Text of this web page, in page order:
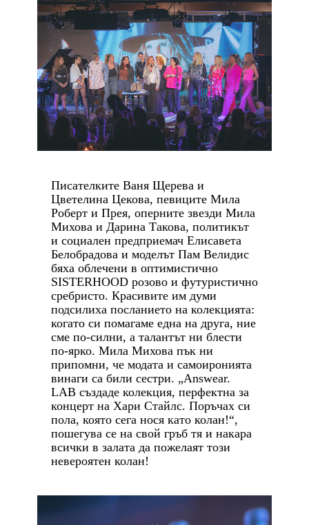
Писателките Ваня Щерева и
Цветелина Цекова, певиците Мила
Роберт и Прея, оперните звезди Мила
Михова и Дарина Такова, политикът
и социален предприемач Елисавета
Белобрадова и моделът Пам Велидис
бяха облечени в оптимистично
SISTERHOOD розово и футуристично
сребристо. Красивите им думи
подсилиха посланието на колекцията:
когато си помагаме една на друга, ние
сме по-силни, а талантът ни блести
по-ярко. Мила Михова пък ни
припомни, че модата и самоиронията
винаги са били сестри. „Answear.
LAB създаде колекция, перфектна за
концерт на Хари Стайлс. Поръчах си
пола, която сега нося като колан!“,
пошегува се на свой гръб тя и накара
всички в залата да пожелаят този
невероятен колан!